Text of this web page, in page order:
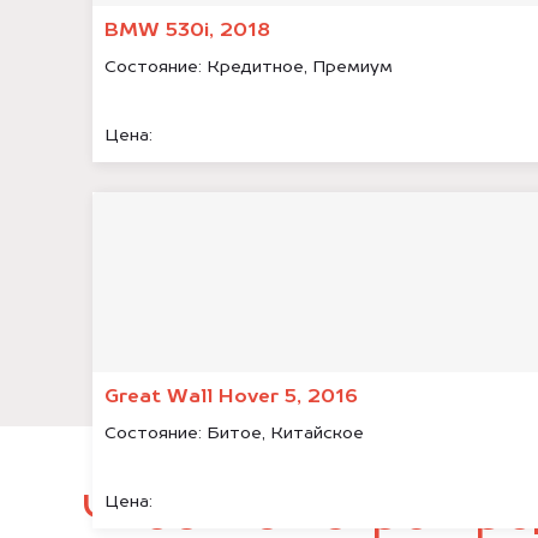
BMW 530i, 2018
Состояние: Кредитное, Премиум
Цена:
Great Wall Hover 5, 2016
Состояние: Битое, Китайское
Цена:
Чтобы быстро